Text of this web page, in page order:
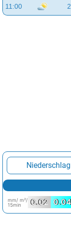
11:00
Niederschlag
mm/ m²/
15min
0.02 0.04